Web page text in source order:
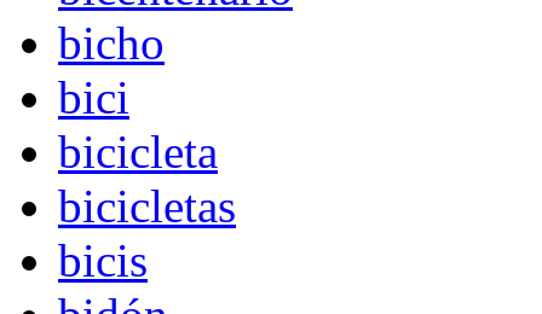
bicho
bici
bicicleta
bicicletas
bicis